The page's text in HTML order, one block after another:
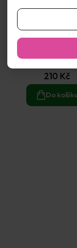
průměr 24mm
210 Kč
Do košíku